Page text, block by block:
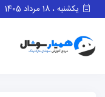
یکشنبه ، 18 مرداد 1405